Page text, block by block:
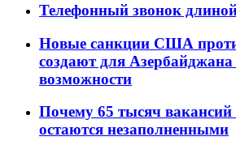
Телефонный звонок
Новые санкции США
создают для
возможности
Почему 65 тысяч
остаются незаполненными